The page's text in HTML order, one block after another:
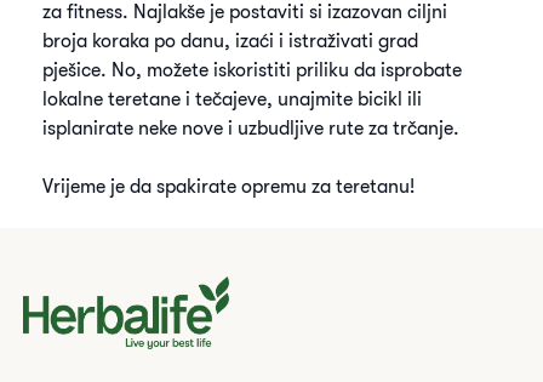
za fitness. Najlakše je postaviti si izazovan ciljni
broja koraka po danu, izaći i istraživati ​grad ​
pješice. No, možete iskoristiti priliku da isprobate
lokalne teretane i tečajeve, unajmite bicikl ili
isplanirate neke nove i uzbudljive rute za trčanje.
Vrijeme je da spakirate opremu za teretanu!